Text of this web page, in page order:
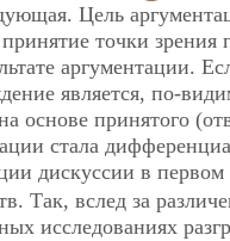
Цель
точки зрения
аргументации.
является, по-
принятого
стала
дискуссии в
Так, вслед за
исследованиях